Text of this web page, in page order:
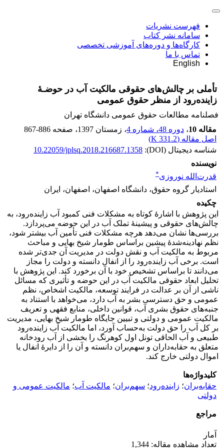
فهرست نشریات
سامانه نشر کتاب
کارگاه‌ها و دوره‌های آموزشی تخصصی
تماس با ما
English
تأملی بر چالش‌های حقوقی مالکیت آب در حوضـۀ
زاینده‌رود از منظر حقوق عمومی
فصلنامه مطالعات حقوق عمومی دانشگاه تهران
مقاله 10
، دوره 48، شماره 4 ، زمستان 1397 ، صفحه 867-886
اصل مقاله (331.2 K
)
شناسه دیجیتال (DOI):
10.22059/jplsq.2018.216687.1358
نویسنده
قدرت‌الله نوروزی*
استادیار گروه حقوق، دانشگاه اصفهان، اصفهان، ایران
چکیده
این پژوهش با اشارۀ کوتاه به مشکلات فنی کمبود آب زاینده‌رود، به
چالش‌های حقوقی و پیشینۀ تملک آب در این حوضه می‌پردازد.
بررسی‌ها نشان می‌دهد هرچه مشکلات فنی تأمین آب بیشتر شود،
نظم نهادینه‌شدۀ پیشین براساس طومار شیخ بهایی و مباحث
مربوط به مالکیت آب و نقش دولت در مدیریت آن جدی‌تر شده
است. برخی آب زاینده‌رود را از انفال دانسته و دولت را مجاز
می‌دانند تا براساس تشخیص خود با آن برخورد کند. این پژوهش با
تحلیل ابعاد حقوقی مالکیت آب در این حوضه و تأثیری که مسائل
ناشی از آن بر عدالت در فرایند توسعه، مالکیت اشخاص، نظم
عمومی و حق دسترسی بشر به آب دارد، می‌خواهد با استناد به
جنبه‌های حقوق بشری آب، قوانین داخلی، منابع فقهی و تعریف
مالکیت عمومی و دولتی و تبیین جایگاه طومار شیخ بهایی، مدیریت
بر کل آب را حق دولت به‌حساب آورد، اما مالکیت آب زاینده‌رود
طبیعی و آب الحاقی تونل اول کوهرنگ را بخشی از آب رودخانه
متعلق به حقابه‌داران و سهم‌بران دانسته و آن را از دایرۀ انفال یا
اموال دولتی خارج کند.
کلیدواژه‌ها
حقابه‌بران؛ زاینده‌رود؛ سهم‌بران؛ مالکیت آب؛ مالکیت عمومی و
دولتی
مراجع
آمار
تعداد مشاهده مقاله: 1,344